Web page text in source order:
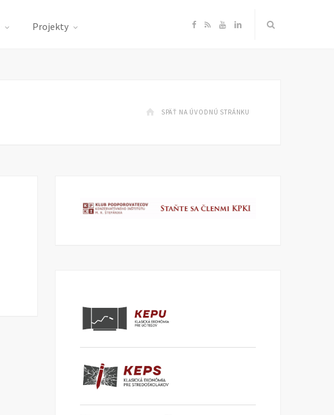
Projekty F
e
o
R Y
T
e
L
k
I
SPÄŤ NA ÚVODNÚ STRÁNKU